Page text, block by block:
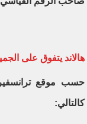
هالاند يتفوق على
حسب موقع
كالتالي: